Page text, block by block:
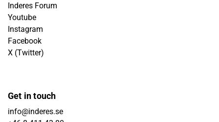
Inderes Forum
Youtube
Instagram
Facebook
X (Twitter)
Get in touch
info@inderes.se